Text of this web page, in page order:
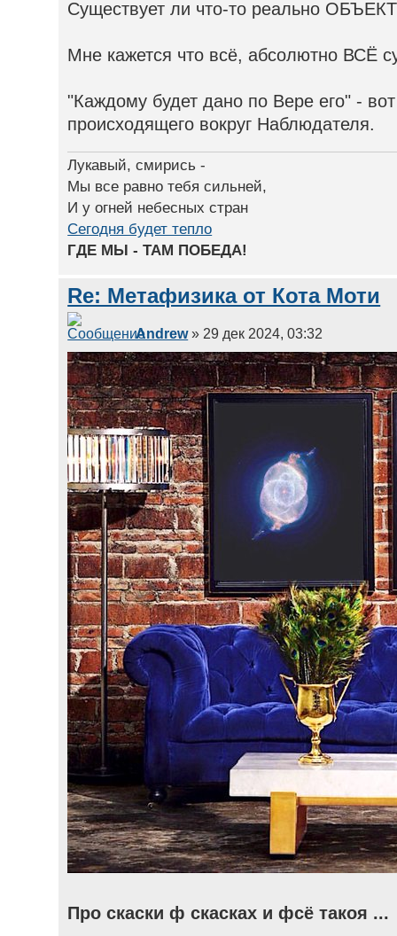
Существует ли что-то реально
Мне кажется что всё, абсолютно ВСЁ
"Каждому будет дано по Вере его" -
происходящего вокруг Наблюдателя.
Лукавый, смирись -
Мы все равно тебя сильней,
И у огней небесных стран
Сегодня будет тепло
ГДЕ МЫ - ТАМ ПОБЕДА!
Re: Метафизика от Кота Моти
Andrew» 29 дек 2024, 03:32
Про скаски ф скасках и фсё такоя ...